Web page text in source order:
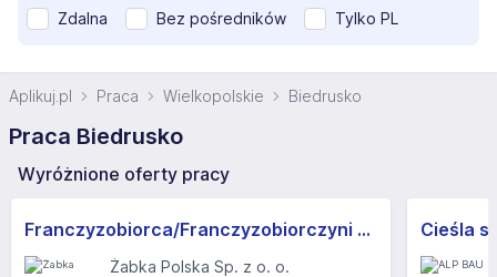
Zdalna Bez pośredników Tylko PL
Aplikuj.pl Praca Wielkopolskie Biedrusko
Praca Biedrusko
Wyróżnione oferty pracy
Franczyzobiorca/Franczyzobiorczyni sklepu Żabka
Żabka Polska Sp. z o. o.
Cieśla